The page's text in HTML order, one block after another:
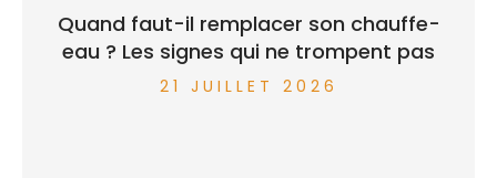
Quand faut-il remplacer son chauffe-
eau ? Les signes qui ne trompent pas
21 JUILLET 2026